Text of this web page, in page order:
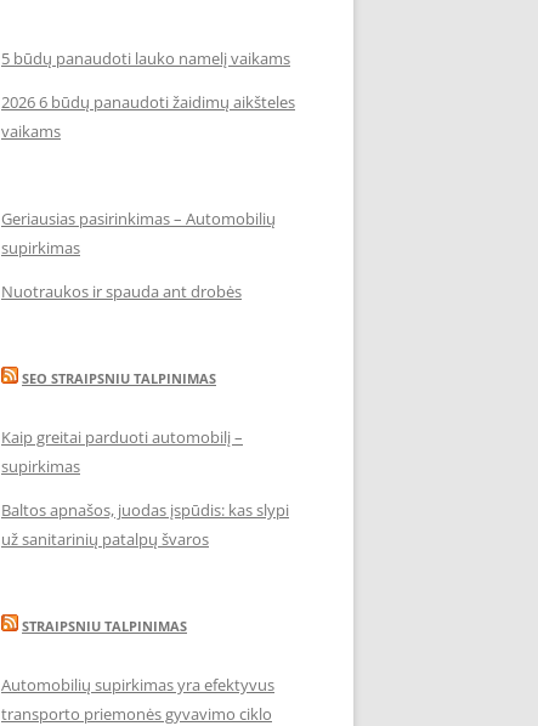
5 būdų panaudoti lauko namelį vaikams
2026 6 būdų panaudoti žaidimų aikšteles
vaikams
Geriausias pasirinkimas – Automobilių
supirkimas
Nuotraukos ir spauda ant drobės
SEO STRAIPSNIU TALPINIMAS
Kaip greitai parduoti automobilį –
supirkimas
Baltos apnašos, juodas įspūdis: kas slypi
už sanitarinių patalpų švaros
STRAIPSNIU TALPINIMAS
Automobilių supirkimas yra efektyvus
transporto priemonės gyvavimo ciklo